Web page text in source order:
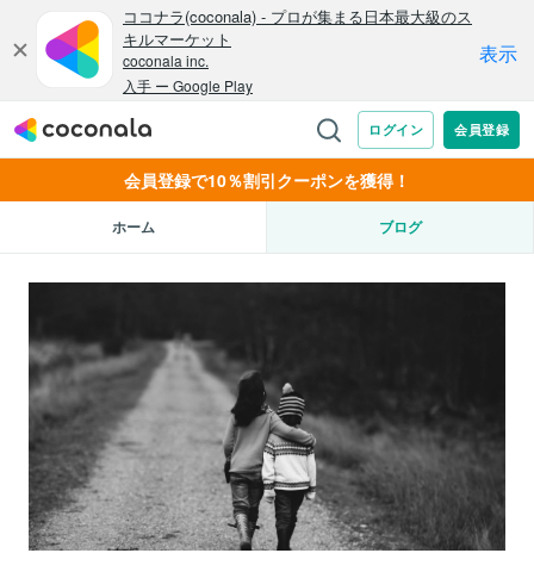
会員登録で10％割引クーポンを獲得！
ホーム ブログ